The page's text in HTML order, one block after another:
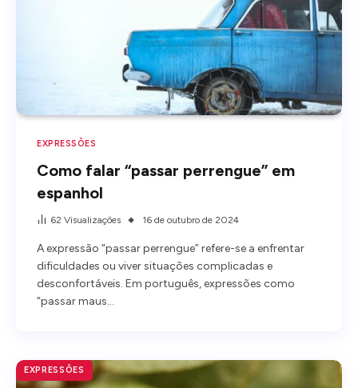
EXPRESSÕES
Como falar “passar perrengue” em
espanhol
62 Visualizações 16 de outubro de 2024
A expressão “passar perrengue” refere-se a enfrentar
dificuldades ou viver situações complicadas e
desconfortáveis. Em português, expressões como
“passar maus…
EXPRESSÕES